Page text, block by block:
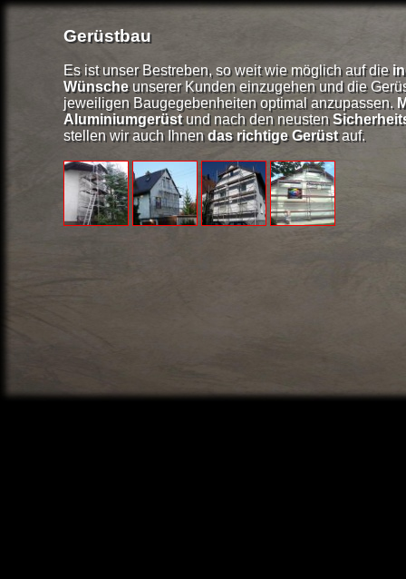
Gerüstbau
Es ist unser Bestreben, so weit wie möglich auf die
Wünscheunserer Kunden einzugehen und die
jeweiligen Baugegebenheiten optimal anzupassen.
Aluminiumgerüstund nach den neusten
stellen wir auch Ihnendas richtige Gerüstauf.